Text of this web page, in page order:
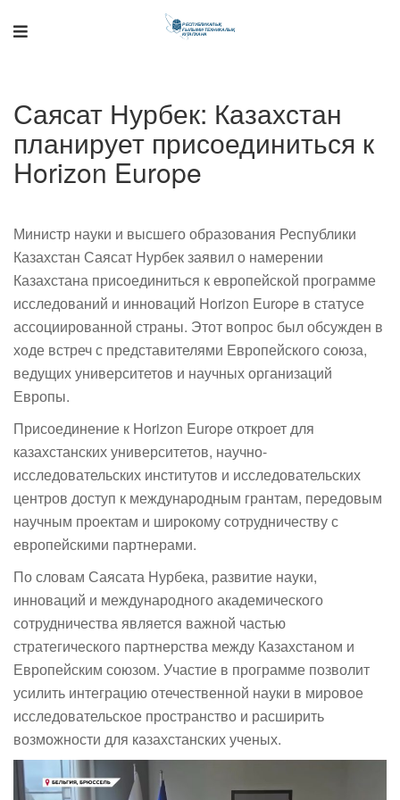
Саясат Нурбек: Казахстан
планирует присоединиться к
Horizon Europe
Министр науки и высшего образования Республики
Казахстан Саясат Нурбек заявил о намерении
Казахстана присоединиться к европейской программе
исследований и инноваций Horizon Europe в статусе
ассоциированной страны. Этот вопрос был обсужден в
ходе встреч с представителями Европейского союза,
ведущих университетов и научных организаций
Европы.
Присоединение к Horizon Europe откроет для
казахстанских университетов, научно-
исследовательских институтов и исследовательских
центров доступ к международным грантам, передовым
научным проектам и широкому сотрудничеству с
европейскими партнерами.
По словам Саясата Нурбека, развитие науки,
инноваций и международного академического
сотрудничества является важной частью
стратегического партнерства между Казахстаном и
Европейским союзом. Участие в программе позволит
усилить интеграцию отечественной науки в мировое
исследовательское пространство и расширить
возможности для казахстанских ученых.
Онлайн-помощник